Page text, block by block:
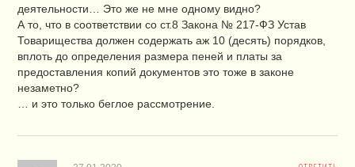
деятельности… Это же не мне одному видно?
А то, что в соответствии со ст.8 Закона № 217-ФЗ Устав
Товарищества должен содержать аж 10 (десять) порядков,
вплоть до определения размера пеней и платы за
предоставления копий документов это тоже в законе
незаметно?
… и это только беглое рассмотрение.